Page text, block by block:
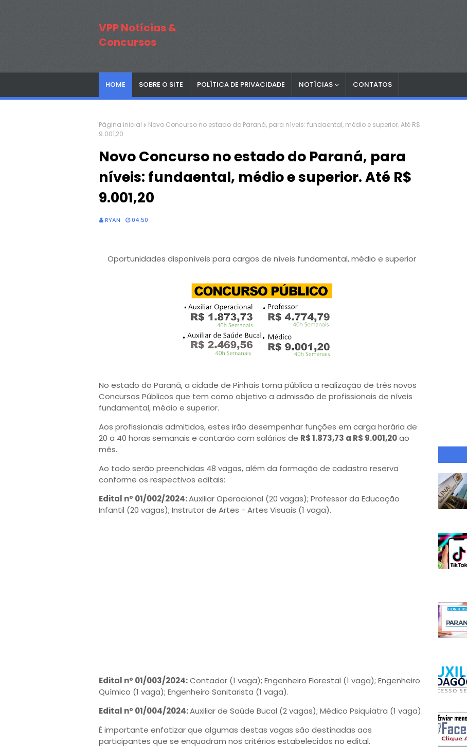
VPP Notícias &
Concursos
HOME SOBRE O SITE POLÍTICA DE PRIVACIDADE NOTÍCIAS CONTATOS
Página inicial
Novo Concurso no estado do Paraná, para níveis: fundaental, médio e superior. Até R$
9.001,20
Novo Concurso no estado do Paraná, para
níveis: fundaental, médio e superior. Até R$
9.001,20
RYAN 04:50
Oportunidades disponíveis para cargos de níveis fundamental, médio e superior
No estado do Paraná, a cidade de Pinhais torna pública a realização de três novos
Concursos Públicos que tem como objetivo a admissão de profissionais de níveis
fundamental, médio e superior.
Aos profissionais admitidos, estes irão desempenhar funções em carga horária de
20 a 40 horas semanais e contarão com salários de R$ 1.873,73 a R$ 9.001,20ao
mês.
Ao todo serão preenchidas 48 vagas, além da formação de cadastro reserva
conforme os respectivos editais:
Edital nº 01/002/2024:Auxiliar Operacional (20 vagas); Professor da Educação
Infantil (20 vagas); Instrutor de Artes - Artes Visuais (1 vaga).
Edital nº 01/003/2024:Contador (1 vaga); Engenheiro Florestal (1 vaga); Engenheiro
Químico (1 vaga); Engenheiro Sanitarista (1 vaga).
Edital nº 01/004/2024:Auxiliar de Saúde Bucal (2 vagas); Médico Psiquiatra (1 vaga).
É importante enfatizar que algumas destas vagas são destinadas aos
participantes que se enquadram nos critérios estabelecidos no edital.